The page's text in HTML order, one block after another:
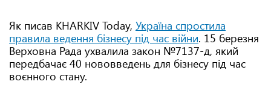
Як писав KHARKIV Today, Україна спростила
правила ведення бізнесу під час війни. 15 березня
Верховна Рада ухвалила закон №7137-д, який
передбачає 40 нововведень для бізнесу під час
воєнного стану.